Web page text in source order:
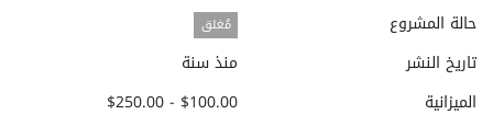
حالة المشروع مُغلق
تاريخ النشر
منذ سنة
الميزانية
$100.00 - $250.00